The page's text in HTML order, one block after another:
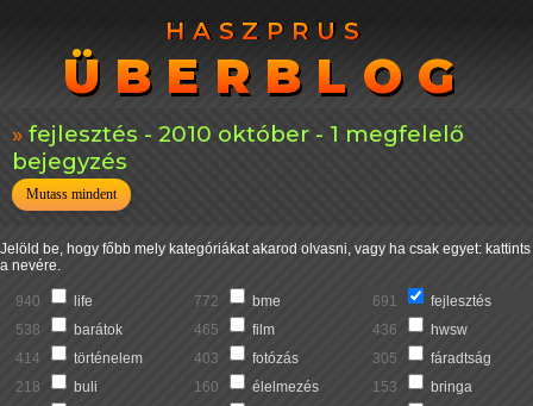
HASZPRUS
ÜBERBLOG
HASZPRUS
ÜBERBLOG
fejlesztés - 2010 október - 1 megfelelő
bejegyzés
Mutass mindent
Jelöld be, hogy főbb mely kategóriákat akarod olvasni, vagy ha csak egyet: kattints
a nevére.
940 life 772 bme 691
fejlesztés
538
barátok 465 film 436
hwsw
414
történelem 403 fotózás 305
fáradtság
218
buli 160 élelmezés 153
bringa